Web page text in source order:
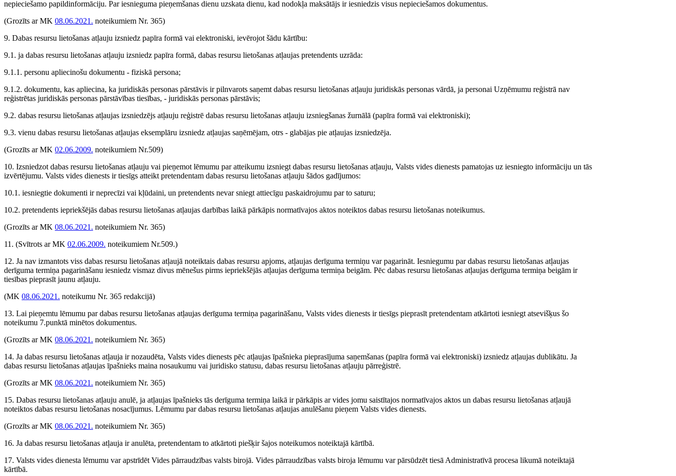
nepieciešamo papildinformāciju. Par iesnieguma pieņemšanas dienu uzskata dienu, kad nodokļa maksātājs ir iesniedzis visus nepieciešamos dokumentus.
(Grozīts ar MK 08.06.2021. noteikumiem Nr. 365)
9. Dabas resursu lietošanas atļauju izsniedz papīra formā vai elektroniski, ievērojot šādu kārtību:
9.1. ja dabas resursu lietošanas atļauju izsniedz papīra formā, dabas resursu lietošanas atļaujas pretendents uzrāda:
9.1.1. personu apliecinošu dokumentu - fiziskā persona;
9.1.2. dokumentu, kas apliecina, ka juridiskās personas pārstāvis ir pilnvarots saņemt dabas resursu lietošanas atļauju juridiskās personas vārdā, ja personai Uzņēmumu reģistrā nav
reģistrētas juridiskās personas pārstāvības tiesības, - juridiskās personas pārstāvis;
9.2. dabas resursu lietošanas atļaujas izsniedzējs atļauju reģistrē dabas resursu lietošanas atļauju izsniegšanas žurnālā (papīra formā vai elektroniski);
9.3. vienu dabas resursu lietošanas atļaujas eksemplāru izsniedz atļaujas saņēmējam, otrs - glabājas pie atļaujas izsniedzēja.
(Grozīts ar MK 02.06.2009. noteikumiem Nr.509)
10. Izsniedzot dabas resursu lietošanas atļauju vai pieņemot lēmumu par atteikumu izsniegt dabas resursu lietošanas atļauju, Valsts vides dienests pamatojas uz iesniegto informāciju un tās
izvērtējumu. Valsts vides dienests ir tiesīgs atteikt pretendentam dabas resursu lietošanas atļauju šādos gadījumos:
10.1. iesniegtie dokumenti ir neprecīzi vai kļūdaini, un pretendents nevar sniegt attiecīgu paskaidrojumu par to saturu;
10.2. pretendents iepriekšējās dabas resursu lietošanas atļaujas darbības laikā pārkāpis normatīvajos aktos noteiktos dabas resursu lietošanas noteikumus.
(Grozīts ar MK 08.06.2021. noteikumiem Nr. 365)
11. (Svītrots ar MK 02.06.2009. noteikumiem Nr.509.)
12. Ja nav izmantots viss dabas resursu lietošanas atļaujā noteiktais dabas resursu apjoms, atļaujas derīguma termiņu var pagarināt. Iesniegumu par dabas resursu lietošanas atļaujas
derīguma termiņa pagarināšanu iesniedz vismaz divus mēnešus pirms iepriekšējās atļaujas derīguma termiņa beigām. Pēc dabas resursu lietošanas atļaujas derīguma termiņa beigām ir
tiesības pieprasīt jaunu atļauju.
(MK 08.06.2021. noteikumu Nr. 365 redakcijā)
13. Lai pieņemtu lēmumu par dabas resursu lietošanas atļaujas derīguma termiņa pagarināšanu, Valsts vides dienests ir tiesīgs pieprasīt pretendentam atkārtoti iesniegt atsevišķus šo
noteikumu 7.punktā minētos dokumentus.
(Grozīts ar MK 08.06.2021. noteikumiem Nr. 365)
14. Ja dabas resursu lietošanas atļauja ir nozaudēta, Valsts vides dienests pēc atļaujas īpašnieka pieprasījuma saņemšanas (papīra formā vai elektroniski) izsniedz atļaujas dublikātu. Ja
dabas resursu lietošanas atļaujas īpašnieks maina nosaukumu vai juridisko statusu, dabas resursu lietošanas atļauju pārreģistrē.
(Grozīts ar MK 08.06.2021. noteikumiem Nr. 365)
15. Dabas resursu lietošanas atļauju anulē, ja atļaujas īpašnieks tās derīguma termiņa laikā ir pārkāpis ar vides jomu saistītajos normatīvajos aktos un dabas resursu lietošanas atļaujā
noteiktos dabas resursu lietošanas nosacījumus. Lēmumu par dabas resursu lietošanas atļaujas anulēšanu pieņem Valsts vides dienests.
(Grozīts ar MK 08.06.2021. noteikumiem Nr. 365)
16. Ja dabas resursu lietošanas atļauja ir anulēta, pretendentam to atkārtoti piešķir šajos noteikumos noteiktajā kārtībā.
17. Valsts vides dienesta lēmumu var apstrīdēt Vides pārraudzības valsts birojā. Vides pārraudzības valsts biroja lēmumu var pārsūdzēt tiesā Administratīvā procesa likumā noteiktajā
kārtībā.